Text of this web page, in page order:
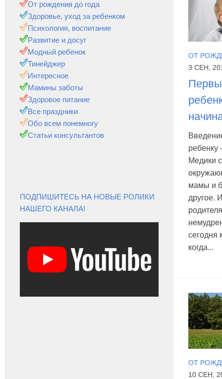
ОТ
3 СЕН,
ребенку
Медики
мамы и
другое.
сегодня
когда...
ОТ
10 СЕН,
От рождения до года
Здоровье, уход за ребенком
Психология, воспитание
Развитие и досуг
Модный ребенок
Тинейджер
Интересное
Мамины заботы
Здоровое питание
Все праздники
Обо всем понемногу
Статьи консультантов
ПОДПИШИТЕСЬ НА НОВЫЕ РОЛИКИ
НАШЕГО КАНАЛА!